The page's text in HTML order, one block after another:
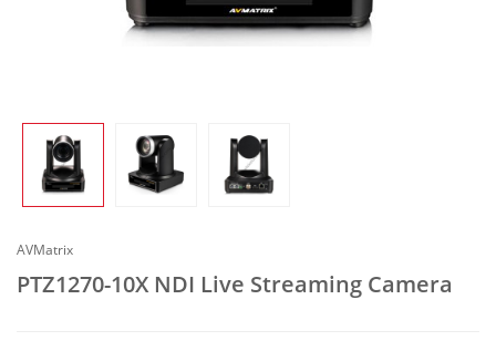
AVMatrix
PTZ1270-10X NDI Live Streaming Camera